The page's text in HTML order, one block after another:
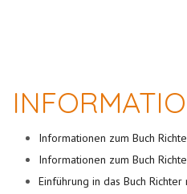
Informationen zum Buch
Informationen zum Buch
Einführung in das Buch Richter